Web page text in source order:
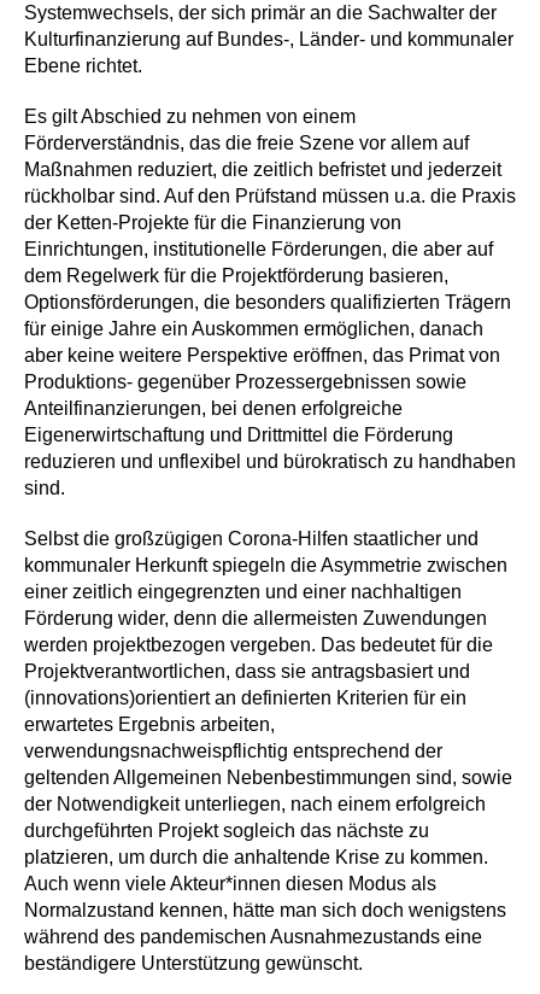
Systemwechsels, der sich primär an die Sachwalter der
Kulturfinanzierung auf Bundes-, Länder- und kommunaler
Ebene richtet.
Es gilt Abschied zu nehmen von einem
Förderverständnis, das die freie Szene vor allem auf
Maßnahmen reduziert, die zeitlich befristet und jederzeit
rückholbar sind. Auf den Prüfstand müssen u.a. die Praxis
der Ketten-Projekte für die Finanzierung von
Einrichtungen, institutionelle Förderungen, die aber auf
dem Regelwerk für die Projektförderung basieren,
Optionsförderungen, die besonders qualifizierten Trägern
für einige Jahre ein Auskommen ermöglichen, danach
aber keine weitere Perspektive eröffnen, das Primat von
Produktions- gegenüber Prozessergebnissen sowie
Anteilfinanzierungen, bei denen erfolgreiche
Eigenerwirtschaftung und Drittmittel die Förderung
reduzieren und unflexibel und bürokratisch zu handhaben
sind.
Selbst die großzügigen Corona-Hilfen staatlicher und
kommunaler Herkunft spiegeln die Asymmetrie zwischen
einer zeitlich eingegrenzten und einer nachhaltigen
Förderung wider, denn die allermeisten Zuwendungen
werden projektbezogen vergeben. Das bedeutet für die
Projektverantwortlichen, dass sie antragsbasiert und
(innovations)orientiert an definierten Kriterien für ein
erwartetes Ergebnis arbeiten,
verwendungsnachweispflichtig entsprechend der
geltenden Allgemeinen Nebenbestimmungen sind, sowie
der Notwendigkeit unterliegen, nach einem erfolgreich
durchgeführten Projekt sogleich das nächste zu
platzieren, um durch die anhaltende Krise zu kommen.
Auch wenn viele Akteur*innen diesen Modus als
Normalzustand kennen, hätte man sich doch wenigstens
während des pandemischen Ausnahmezustands eine
beständigere Unterstützung gewünscht.